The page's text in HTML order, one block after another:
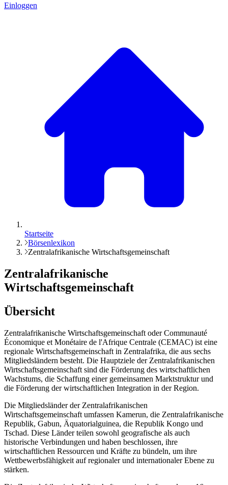
Einloggen
Startseite
Börsenlexikon
Zentralafrikanische Wirtschaftsgemeinschaft
Zentralafrikanische
Wirtschaftsgemeinschaft
Übersicht
Zentralafrikanische Wirtschaftsgemeinschaft oder Communauté
Économique et Monétaire de l'Afrique Centrale (CEMAC) ist eine
regionale Wirtschaftsgemeinschaft in Zentralafrika, die aus sechs
Mitgliedsländern besteht. Die Hauptziele der Zentralafrikanischen
Wirtschaftsgemeinschaft sind die Förderung des wirtschaftlichen
Wachstums, die Schaffung einer gemeinsamen Marktstruktur und
die Förderung der wirtschaftlichen Integration in der Region.
Die Mitgliedsländer der Zentralafrikanischen
Wirtschaftsgemeinschaft umfassen Kamerun, die Zentralafrikanische
Republik, Gabun, Äquatorialguinea, die Republik Kongo und
Tschad. Diese Länder teilen sowohl geografische als auch
historische Verbindungen und haben beschlossen, ihre
wirtschaftlichen Ressourcen und Kräfte zu bündeln, um ihre
Wettbewerbsfähigkeit auf regionaler und internationaler Ebene zu
stärken.